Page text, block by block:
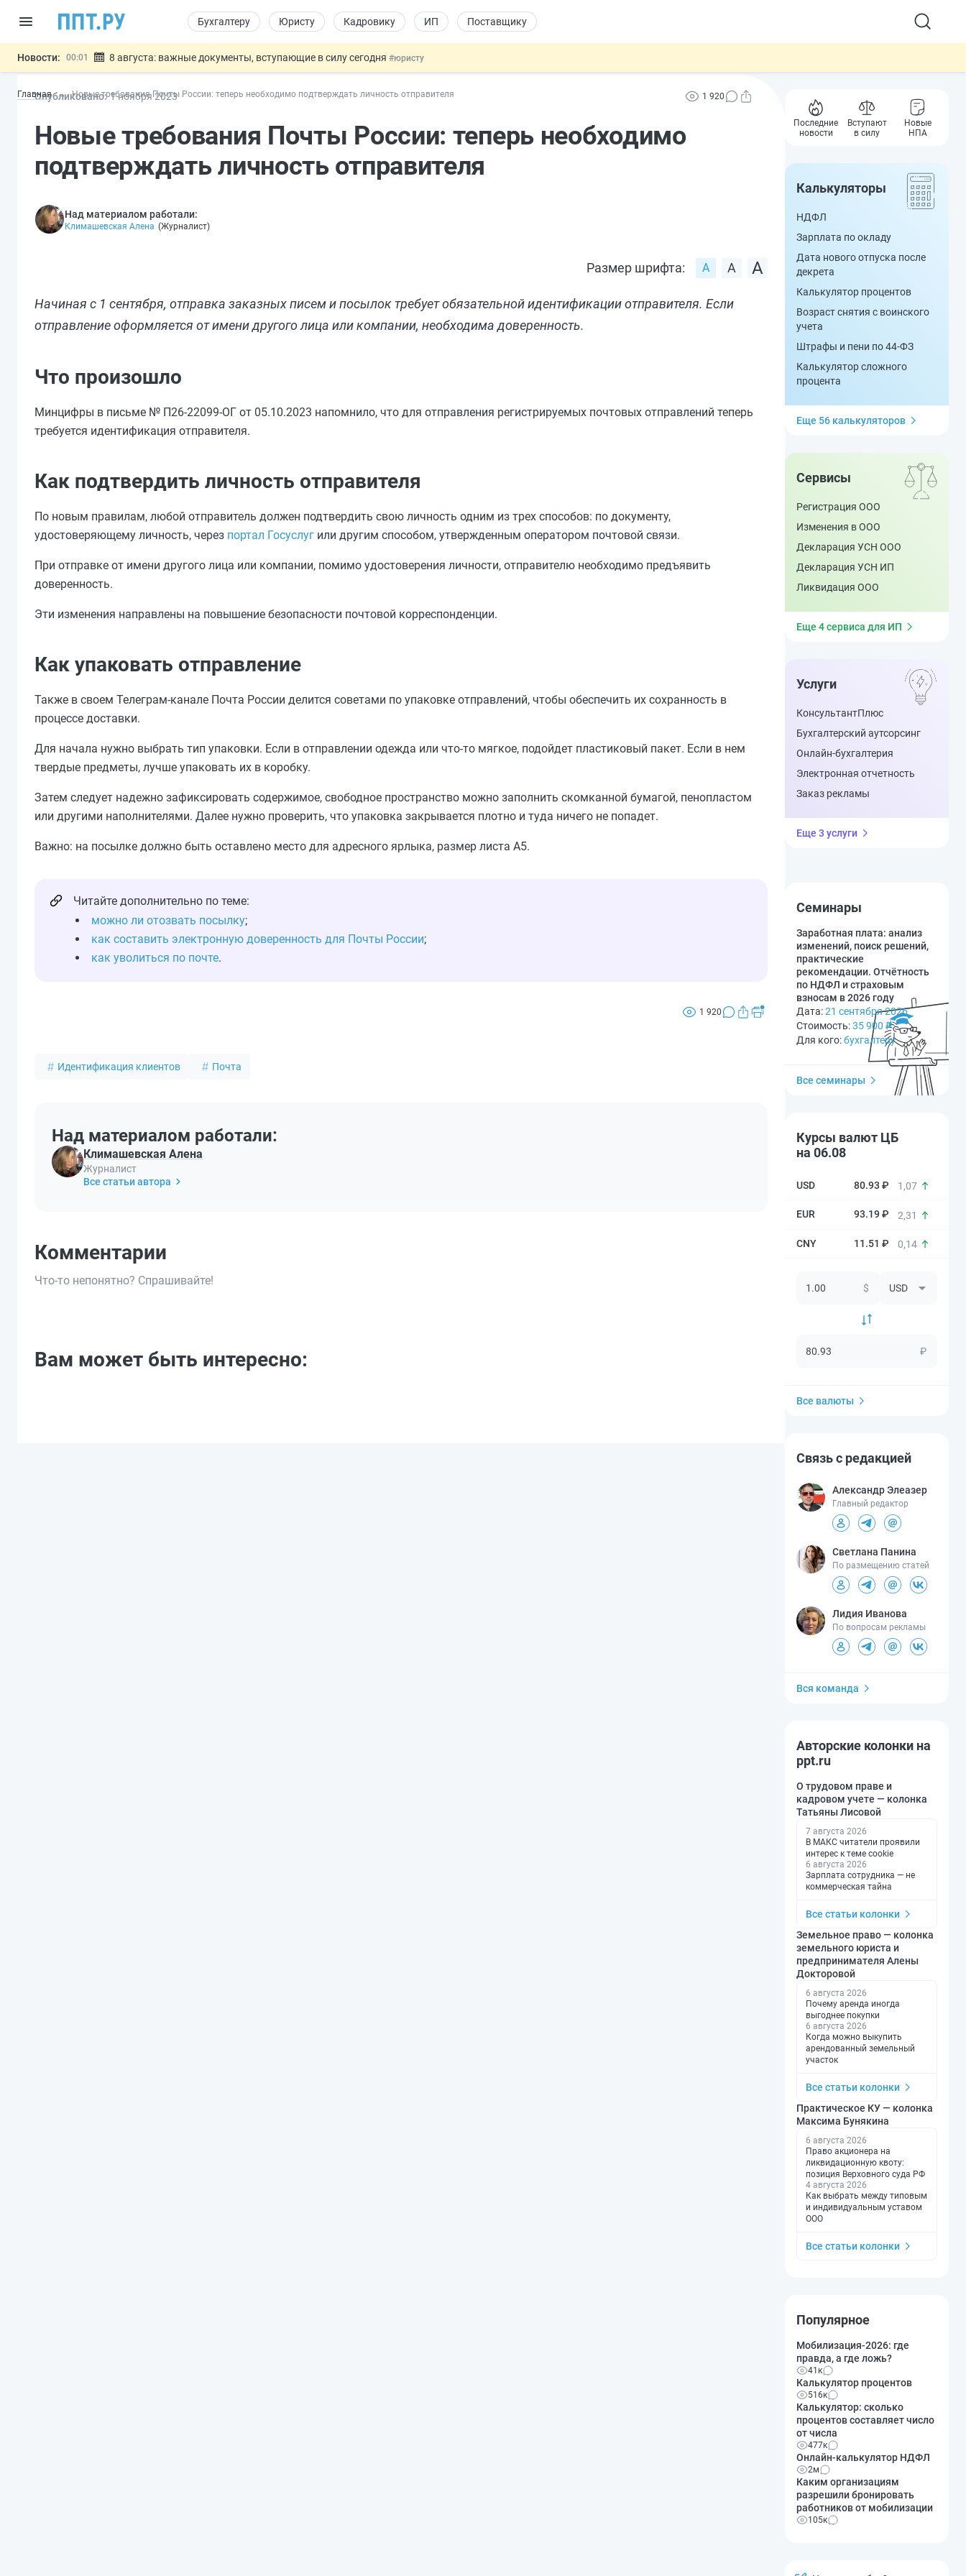
Бухгалтеру Юристу Кадровику ИП Поставщику
Новости: 00:01 8 августа: важные документы, вступающие в силу сегодня #юристу
07.08 Дистанционную работу беременных пропишут в ТК РФ#кадровику
07.08
Важно Разработают единые критерии трудовых и ГПХ-отношений #кадровику
Главная Новые требования Почты России: теперь необходимо подтверждать личность отправителя
Опубликовано: 1 ноября2023 1 920
Новые требования Почты России: теперь необходимо
подтверждать личность отправителя
Над материалом работали:
Климашевская Алена (Журналист)
Размер шрифта:
Начиная с 1 сентября, отправка заказных писем и посылок требует обязательной идентификации отправителя. Если
отправление оформляется от имени другого лица или компании, необходима доверенность.
Что произошло
Минцифры в письме № П26-22099-ОГ от 05.10.2023 напомнило, что для отправления регистрируемых почтовых отправлений теперь
требуется идентификация отправителя.
Как подтвердить личность отправителя
По новым правилам, любой отправитель должен подтвердить свою личность одним из трех способов: по документу,
удостоверяющему личность, через портал Госуслуг или другим способом, утвержденным оператором почтовой связи.
При отправке от имени другого лица или компании, помимо удостоверения личности, отправителю необходимо предъявить
доверенность.
Эти изменения направлены на повышение безопасности почтовой корреспонденции.
Как упаковать отправление
Также в своем Телеграм-канале Почта России делится советами по упаковке отправлений, чтобы обеспечить их сохранность в
процессе доставки.
Для начала нужно выбрать тип упаковки. Если в отправлении одежда или что-то мягкое, подойдет пластиковый пакет. Если в нем
твердые предметы, лучше упаковать их в коробку.
Затем следует надежно зафиксировать содержимое, свободное пространство можно заполнить скомканной бумагой, пенопластом
или другими наполнителями. Далее нужно проверить, что упаковка закрывается плотно и туда ничего не попадет.
Важно: на посылке должно быть оставлено место для адресного ярлыка, размер листа А5.
Читайте дополнительно по теме:
можно ли отозвать посылку;
как составить электронную доверенность для Почты России;
как уволиться по почте.
1 920
Идентификация клиентов Почта
Над материалом работали:
Климашевская Алена
Журналист
Все статьи автора
Комментарии
Что-то непонятно? Спрашивайте!
Вам может быть интересно:
Последние
новости
Вступают
в силу
Новые
НПА
Калькуляторы
НДФЛ
Зарплата по окладу
Дата нового отпуска после
декрета
Калькулятор процентов
Возраст снятия с воинского
учета
Штрафы и пени по 44-ФЗ
Калькулятор сложного
процента
Еще 56 калькуляторов
Сервисы
Регистрация ООО
Изменения в ООО
Декларация УСН ООО
Декларация УСН ИП
Ликвидация ООО
Еще 4 сервиса для ИП
Услуги
КонсультантПлюс
Бухгалтерский аутсорсинг
Онлайн-бухгалтерия
Электронная отчетность
Заказ рекламы
Еще 3 услуги
Семинары
Заработная плата: анализ
изменений, поиск решений,
практические
рекомендации. Отчётность
по НДФЛ и страховым
взносам в 2026 году
Дата:21 сентября 2026
Стоимость:35 900 ₽
Для кого:бухгалтеру
Все семинары
Курсы валют ЦБ
на 06.08
80.93 ₽ 1,07
93.19 ₽ 2,31
11.51 ₽ 0,14
$
₽
Все валюты
Связь с редакцией
Александр Элеазер
Главный редактор
Светлана Панина
По размещению статей
Лидия Иванова
По вопросам рекламы
Вся команда
Авторские колонки на
ppt.ru
О трудовом праве и
кадровом учете — колонка
Татьяны Лисовой
7 августа 2026
В МАКС читатели проявили
интерес к теме cookie
6 августа 2026
Зарплата сотрудника — не
коммерческая тайна
Все статьи колонки
Земельное право — колонка
земельного юриста и
предпринимателя Алены
Докторовой
6 августа 2026
Почему аренда иногда
выгоднее покупки
6 августа 2026
Когда можно выкупить
арендованный земельный
участок
Все статьи колонки
Практическое КУ — колонка
Максима Бунякина
6 августа 2026
Право акционера на
ликвидационную квоту:
позиция Верховного суда РФ
4 августа 2026
Как выбрать между типовым
и индивидуальным уставом
ООО
Все статьи колонки
Популярное
Мобилизация-2026: где
правда, а где ложь?
41к
Калькулятор процентов
516к
Калькулятор: сколько
процентов составляет число
от числа
477к
Онлайн-калькулятор НДФЛ
2м
Каким организациям
разрешили бронировать
работников от мобилизации
105к